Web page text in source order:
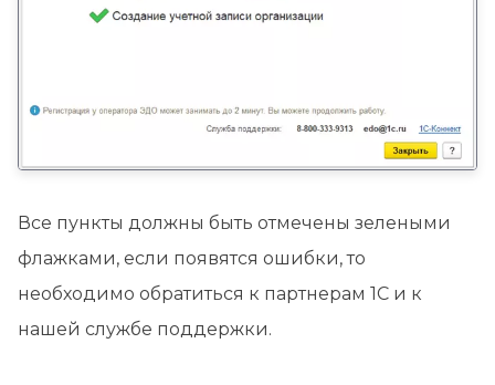
Все пункты должны быть отмечены зелеными
флажками, если появятся ошибки, то
необходимо обратиться к партнерам 1С и к
нашей службе поддержки.